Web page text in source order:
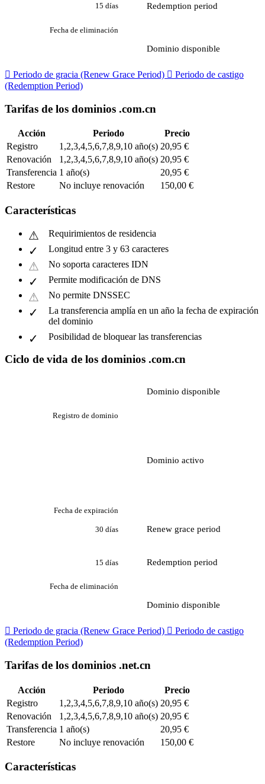
15 días Redemption period
Fecha de eliminación
Dominio disponible
 Periodo de gracia (Renew Grace Period)  Periodo de castigo
(Redemption Period)
Tarifas de los dominios .com.cn
Acción Periodo
Precio
Registro
1,2,3,4,5,6,7,8,9,10 año(s) 20,95 €
Renovación
1,2,3,4,5,6,7,8,9,10 año(s) 20,95 €
Transferencia 1 año(s)
20,95 €
Restore
No incluye renovación 150,00 €
Características
Requirimientos de residencia
Longitud entre 3 y 63 caracteres
No soporta caracteres IDN
Permite modificación de DNS
No permite DNSSEC
La transferencia amplía en un año la fecha de expiración
del dominio
Posibilidad de bloquear las transferencias
Ciclo de vida de los dominios .com.cn
Dominio disponible
Registro de dominio
Dominio activo
Fecha de expiración
30 días Renew grace period
15 días Redemption period
Fecha de eliminación
Dominio disponible
 Periodo de gracia (Renew Grace Period)  Periodo de castigo
(Redemption Period)
Tarifas de los dominios .net.cn
Acción Periodo
Precio
Registro
1,2,3,4,5,6,7,8,9,10 año(s) 20,95 €
Renovación
1,2,3,4,5,6,7,8,9,10 año(s) 20,95 €
Transferencia 1 año(s)
20,95 €
Restore
No incluye renovación 150,00 €
Características